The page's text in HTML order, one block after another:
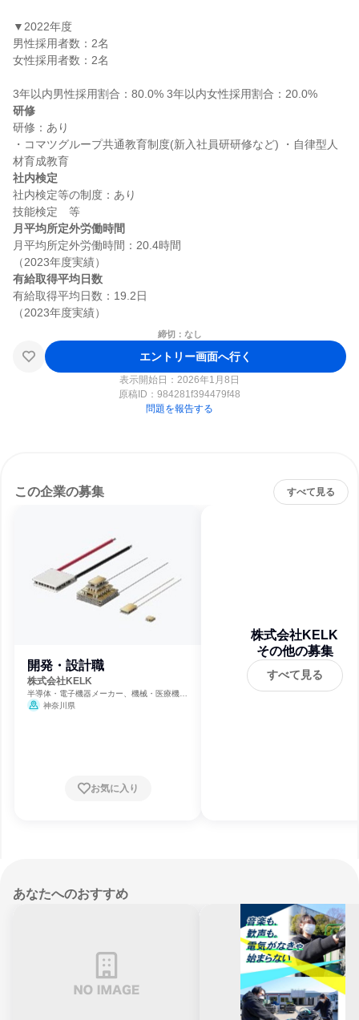
▼2022年度
男性採用者数：2名
女性採用者数：2名
研修
研修：あり
・コマツグループ共通教育制度(新入社員研研修など) ・自律型人
社内検定
社内検定等の制度：あり
月平均所定外労働時間
月平均所定外労働時間：20.4時間
有給取得平均日数
有給取得平均日数：19.2日
締切：なし
エントリー画面へ行く
表示開始日：2026年1月8日
原稿ID： 984281f394479f48
問題を報告する
この企業の募集 すべて見る
開発・設計職
株式会社KELK
半導体・電子機器メーカー、機械・医療機器
メーカー神奈川県
お気に入り
株式会社KELK
その他の募集
すべて見る
あなたへのおすすめ